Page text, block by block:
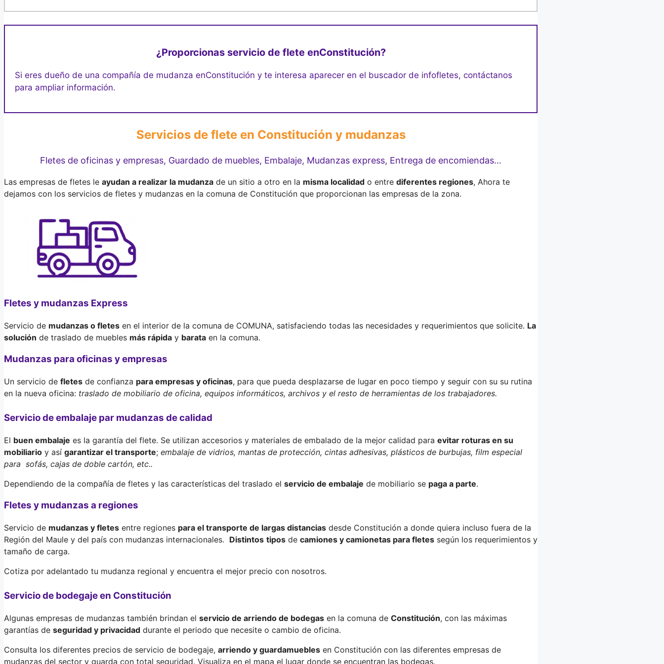
¿Proporcionas servicio de flete enConstitución?
Si eres dueño de una compañía de mudanza enConstitución y te interesa aparecer en el buscador de infofletes, contáctanos
para ampliar información.
Servicios de flete en Constitución y mudanzas
Fletes de oficinas y empresas, Guardado de muebles, Embalaje, Mudanzas express, Entrega de encomiendas…
Las empresas de fletes le ayudan a realizar la mudanza de un sitio a otro en la misma localidad o entre diferentes regiones, Ahora te
dejamos con los servicios de fletes y mudanzas en la comuna de Constitución que proporcionan las empresas de la zona.
Fletes y mudanzas Express
Servicio de mudanzas o fletes en el interior de la comuna de COMUNA, satisfaciendo todas las necesidades y requerimientos que solicite. La
solución de traslado de muebles más rápida y barata en la comuna.
Mudanzas para oficinas y empresas
Un servicio de fletes de confianza para empresas y oficinas, para que pueda desplazarse de lugar en poco tiempo y seguir con su su rutina
en la nueva oficina: traslado de mobiliario de oficina, equipos informáticos, archivos y el resto de herramientas de los trabajadores.
Servicio de embalaje par mudanzas de calidad
El buen embalaje es la garantía del flete. Se utilizan accesorios y materiales de embalado de la mejor calidad para evitar roturas en su
mobiliario y así garantizar el transporte; embalaje de vidrios, mantas de protección, cintas adhesivas, plásticos de burbujas, film especial
para sofás, cajas de doble cartón, etc..
Dependiendo de la compañía de fletes y las características del traslado el servicio de embalaje de mobiliario se paga a parte.
Fletes y mudanzas a regiones
Servicio de mudanzas y fletes entre regiones para el transporte de largas distancias desde Constitución a donde quiera incluso fuera de la
Región del Maule y del país con mudanzas internacionales. Distintos tipos de camiones y camionetas para fletes según los requerimientos y
tamaño de carga.
Cotiza por adelantado tu mudanza regional y encuentra el mejor precio con nosotros.
Servicio de bodegaje en Constitución
Algunas empresas de mudanzas también brindan el servicio de arriendo de bodegas en la comuna de Constitución, con las máximas
garantías de seguridad y privacidad durante el periodo que necesite o cambio de oficina.
Consulta los diferentes precios de servicio de bodegaje, arriendo y guardamuebles en Constitución con las diferentes empresas de
mudanzas del sector y guarda con total seguridad. Visualiza en el mapa el lugar donde se encuentran las bodegas.